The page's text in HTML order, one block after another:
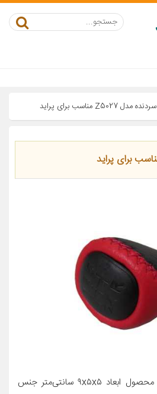
سردنده مدل Z5027 مناسب برای پراید
معرفی محصول جزئیات محصول ابعاد ۹x۵x۵ سانتی‌متر جنس